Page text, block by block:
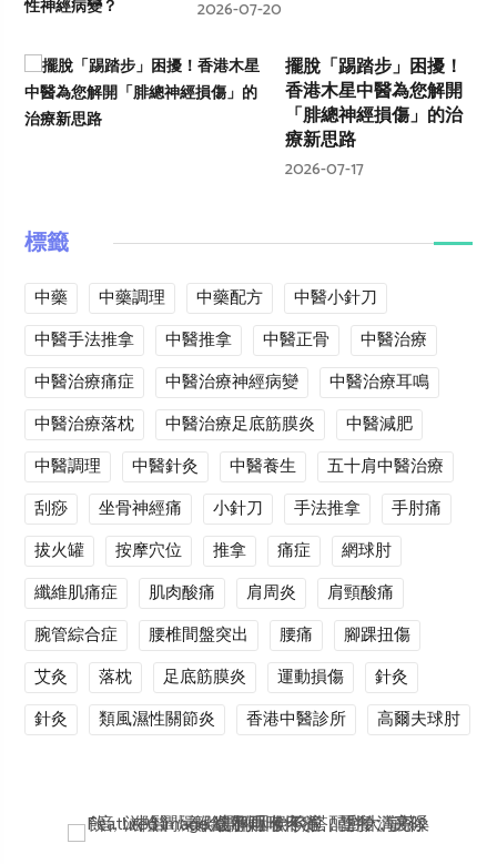
2026-07-20
擺脫「踢踏步」困擾！
香港木星中醫為您解開
「腓總神經損傷」的治
療新思路
2026-07-17
標籤
中藥 中藥調理 中藥配方
中醫小針刀
中醫手法推拿
中醫推拿 中醫正骨
中醫治療
中醫治療痛症
中醫治療神經病變
中醫治療耳鳴
中醫治療落枕
中醫治療足底筋膜炎
中醫減肥
中醫調理
中醫針灸 中醫養生
五十肩中醫治療
刮痧
坐骨神經痛 小針刀 手法推拿
手肘痛
拔火罐
按摩穴位 推拿 痛症
網球肘
纖維肌痛症
肌肉酸痛 肩周炎
肩頸酸痛
腕管綜合症
腰椎間盤突出 腰痛
腳踝扭傷
艾灸
落枕 足底筋膜炎 運動損傷
針灸
針灸
類風濕性關節炎 香港中醫診所 高爾夫球肘